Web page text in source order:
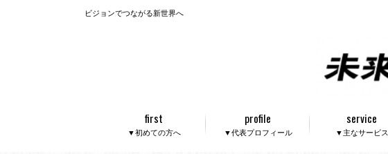
ビジョンでつながる新世界へ
▼初めての方へ
first
▼代表プロフィール
profile
▼主なサービス
service